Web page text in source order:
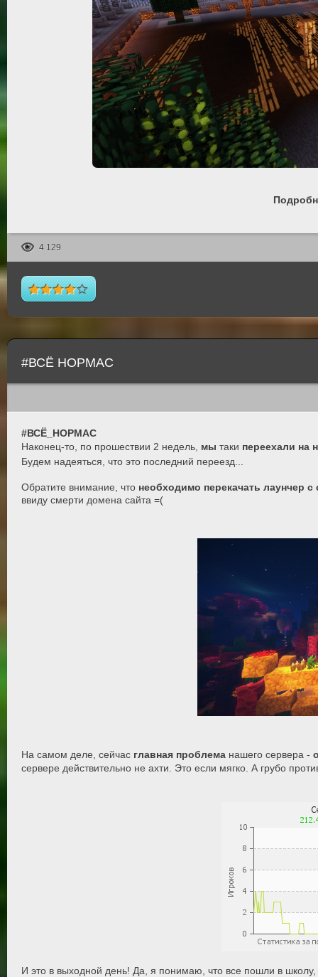
4 129
#ВСЁ НОРМАС
#ВСЁ_НОРМАС
Наконец-то, по прошествии 2 недель, мы таки переехали на
Будем надеяться, что это последний переезд...
Обратите внимание, что необходимо перекачать лаунчер с
ввиду смерти домена сайта =(
На самом деле, сейчас главная проблема нашего сервера -
сервере действительно не ахти. Это если мягко. А грубо
И это в выходной день! Да, я понимаю, что все пошли в школу,